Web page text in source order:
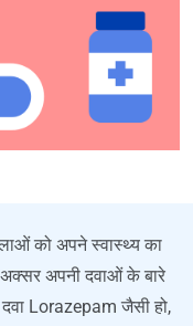
को अपने स्वास्थ्य का
अपनी दवाओं के बारे
Lorazepam जैसी हो,